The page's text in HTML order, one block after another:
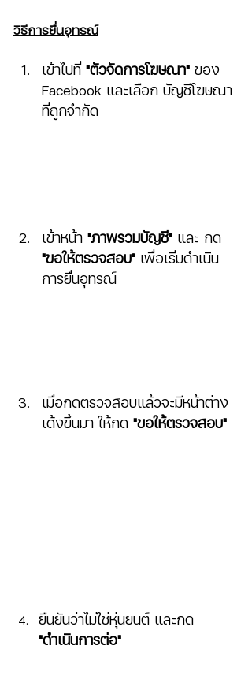
วิธีการยื่นอุทรณ์
เข้าไปที่ "ตัวจัดการโฆษณา" ของ
Facebook และเลือก บัญชีโฆษณา
ที่ถูกจำกัด
เข้าหน้า "ภาพรวมบัญชี" และ กด
"ขอให้ตรวจสอบ" เพื่อเริ่มดำเนิน
การยื่นอุทรณ์
เมื่อกดตรวจสอบแล้วจะมีหน้าต่าง
เด้งขึ้นมา ให้กด "ขอให้ตรวจสอบ"
ยืนยันว่าไม่ใช่หุ่นยนต์ และกด
"ดำเนินการต่อ"